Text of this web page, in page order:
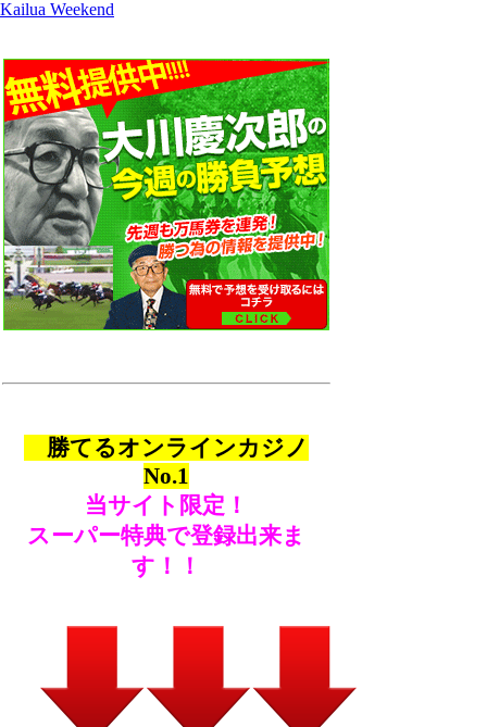
Kailua Weekend
勝てるオンラインカジノ
No.1
当サイト限定！
スーパー特典で登録出来ま
す！！